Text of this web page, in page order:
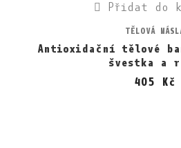
Přidat do
TĚLOVÁ
Antioxidační tělové
švestka a
405 Kč